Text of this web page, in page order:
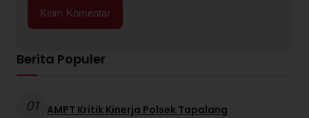
Berita Populer
01 AMPT Kritik Kinerja Polsek Tapalang